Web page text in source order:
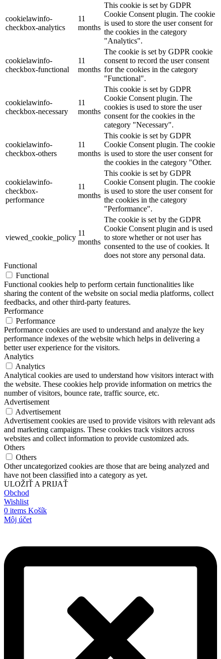
cookielawinfo-
checkbox-analytics
11
months
This cookie is set by GDPR
Cookie Consent plugin. The cookie
is used to store the user consent for
the cookies in the category
"Analytics".
cookielawinfo-
checkbox-functional
11
months
The cookie is set by GDPR cookie
consent to record the user consent
for the cookies in the category
"Functional".
cookielawinfo-
checkbox-necessary
11
months
This cookie is set by GDPR
Cookie Consent plugin. The
cookies is used to store the user
consent for the cookies in the
category "Necessary".
cookielawinfo-
checkbox-others
11
months
This cookie is set by GDPR
Cookie Consent plugin. The cookie
is used to store the user consent for
the cookies in the category "Other.
cookielawinfo-
checkbox-
performance
11
months
This cookie is set by GDPR
Cookie Consent plugin. The cookie
is used to store the user consent for
the cookies in the category
"Performance".
viewed_cookie_policy
11
months
The cookie is set by the GDPR
Cookie Consent plugin and is used
to store whether or not user has
consented to the use of cookies. It
does not store any personal data.
Functional
Functional
Functional cookies help to perform certain functionalities like
sharing the content of the website on social media platforms, collect
feedbacks, and other third-party features.
Performance
Performance
Performance cookies are used to understand and analyze the key
performance indexes of the website which helps in delivering a
better user experience for the visitors.
Analytics
Analytics
Analytical cookies are used to understand how visitors interact with
the website. These cookies help provide information on metrics the
number of visitors, bounce rate, traffic source, etc.
Advertisement
Advertisement
Advertisement cookies are used to provide visitors with relevant ads
and marketing campaigns. These cookies track visitors across
websites and collect information to provide customized ads.
Others
Others
Other uncategorized cookies are those that are being analyzed and
have not been classified into a category as yet.
ULOŽIŤ A PRIJAŤ
Obchod
Wishlist
0 items Košík
Môj účet